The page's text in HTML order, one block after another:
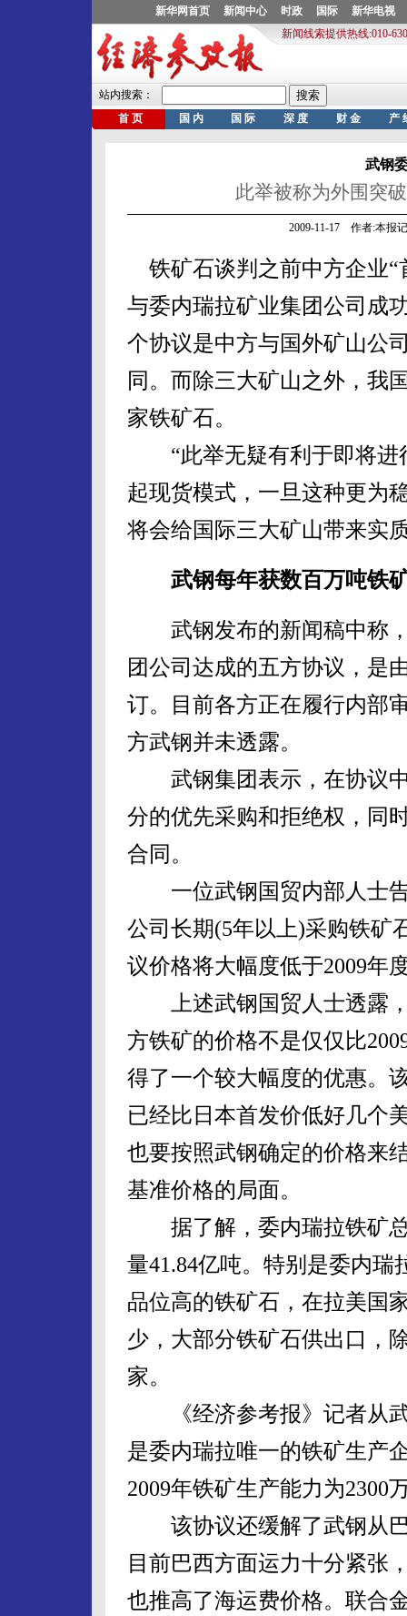
武钢
此举被称为外围突
2009-11-17 作者:本报
铁矿石谈判之前中方企业“
与委内瑞拉矿业集团公司成
个协议是中方与国外矿山公
同。而除三大矿山之外，我
家铁矿石。
“此举无疑有利于即将进
起现货模式，一旦这种更为
将会给国际三大矿山带来实
武钢每年获数百万吨铁
武钢发布的新闻稿中称，
团公司达成的五方协议，是
订。目前各方正在履行内部
方武钢并未透露。
武钢集团表示，在协议中
分的优先采购和拒绝权，同
合同。
一位武钢国贸内部人士告
公司长期(5年以上)采购铁矿
议价格将大幅度低于2009年
上述武钢国贸人士透露，
方铁矿的价格不是仅仅比
得了一个较大幅度的优惠。
已经比日本首发价低好几个
也要按照武钢确定的价格来
基准价格的局面。
据了解，委内瑞拉铁矿总
量41.84亿吨。特别是委内
品位高的铁矿石，在拉美国
少，大部分铁矿石供出口，
家。
《经济参考报》记者从武
是委内瑞拉唯一的铁矿生产
2009年铁矿生产能力为2300
该协议还缓解了武钢从巴
目前巴西方面运力十分紧张
也推高了海运费价格。联合